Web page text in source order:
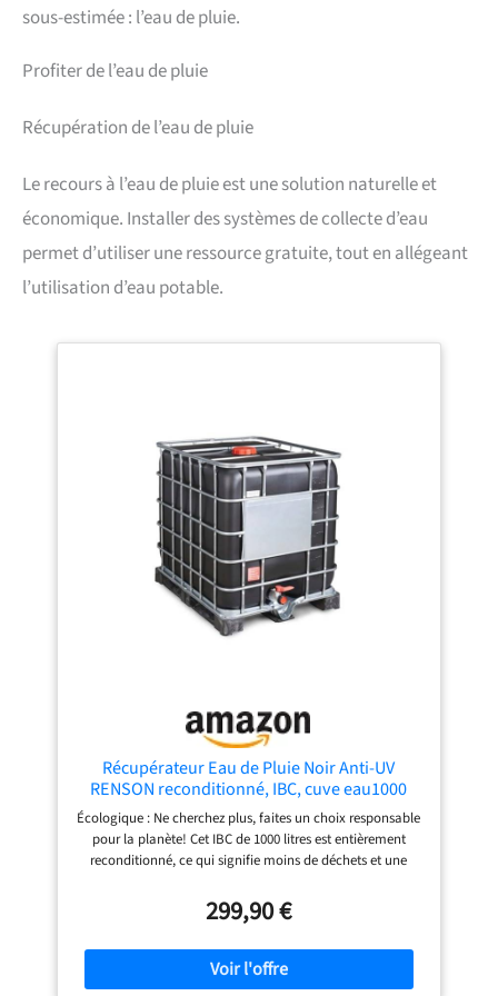
sous-estimée : l’eau de pluie.
Profiter de l’eau de pluie
Récupération de l’eau de pluie
Le recours à l’eau de pluie est une solution naturelle et
économique. Installer des systèmes de collecte d’eau
permet d’utiliser une ressource gratuite, tout en allégeant
l’utilisation d’eau potable.
Récupérateur Eau de Pluie Noir Anti-UV
RENSON reconditionné, IBC, cuve eau1000
litres, réservoir Eau de Pluie, Citerne Eau
Écologique : Ne cherchez plus, faites un choix responsable
pour la planète! Cet IBC de 1000 litres est entièrement
reconditionné, ce qui signifie moins de déchets et une
vous participez à la réduction de la production de
plastique et à la limitation de la consommation
énergétique associée à la fabrication de nouveaux
conteneurs. Durable : Revêtement noir anti-UV pour une
longévité accrue. Votre IBC est spécialement conçu pour
299,90 €